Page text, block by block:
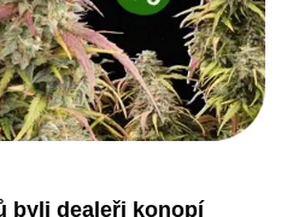
byli dealeři konopí